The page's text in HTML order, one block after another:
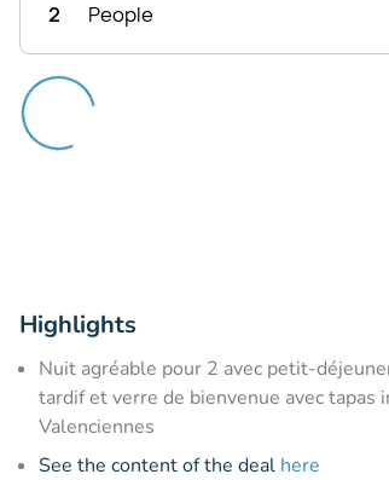
2 People
Highlights
Nuit agréable pour 2 avec petit-
tardif et verre de bienvenue avec tapas
Valenciennes
See the content of the deal here